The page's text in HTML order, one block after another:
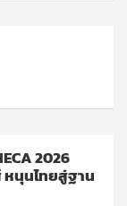
2026
หนุนไทยสู่ฐาน